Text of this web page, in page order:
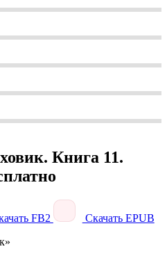
Книга 11.
FB2
Скачать EPUB